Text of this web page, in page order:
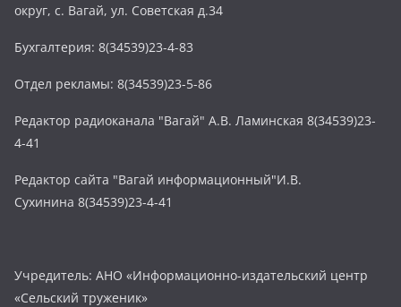
округ, с. Вагай, ул. Советская д.34
Бухгалтерия: 8(34539)23-4-83
Отдел рекламы: 8(34539)23-5-86
Редактор радиоканала "Вагай" А.В. Ламинская 8(34539)23-
4-41
Редактор сайта "Вагай информационный"И.В.
Сухинина 8(34539)23-4-41
Учредитель: АНО «Информационно-издательский центр
«Сельский труженик»